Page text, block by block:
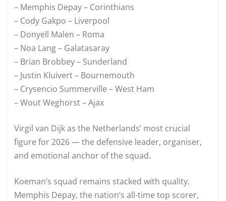
– Memphis Depay – Corinthians
– Cody Gakpo – Liverpool
– Donyell Malen – Roma
– Noa Lang – Galatasaray
– Brian Brobbey – Sunderland
– Justin Kluivert – Bournemouth
– Crysencio Summerville – West Ham
– Wout Weghorst – Ajax
Virgil van Dijk as the Netherlands’ most crucial
figure for 2026 — the defensive leader, organiser,
and emotional anchor of the squad.
Koeman’s squad remains stacked with quality.
Memphis Depay, the nation’s all‑time top scorer,